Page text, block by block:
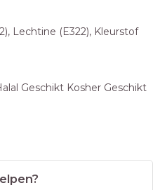
Lechtine (E322), Kleurstof
Geschikt Kosher Geschikt